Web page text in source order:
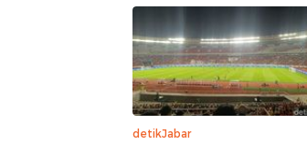
detikJabar